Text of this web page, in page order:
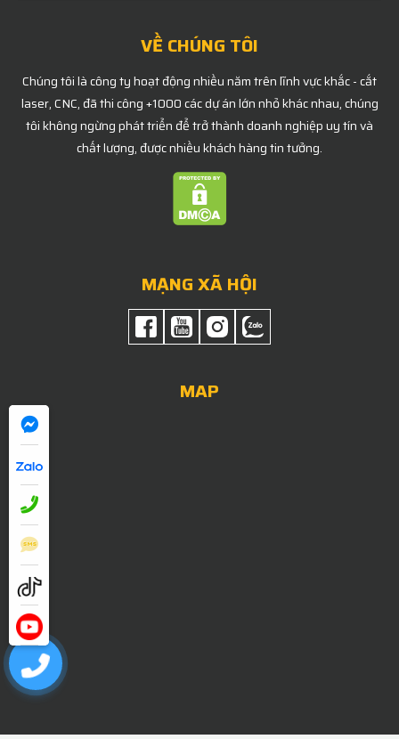
VỀ CHÚNG TÔI
Chúng tôi là công ty hoạt động nhiều năm trên lĩnh vực khắc - cắt
laser, CNC, đã thi công +1000 các dự án lớn nhỏ khác nhau, chúng
tôi không ngừng phát triển để trở thành doanh nghiệp uy tín và
chất lượng, được nhiều khách hàng tin tưởng.
MẠNG XÃ HỘI
MAP
0909052838